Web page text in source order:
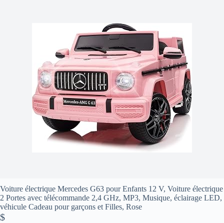
Voiture électrique Mercedes G63 pour Enfants 12 V, Voiture électrique
2 Portes avec télécommande 2,4 GHz, MP3, Musique, éclairage LED,
véhicule Cadeau pour garçons et Filles, Rose
$